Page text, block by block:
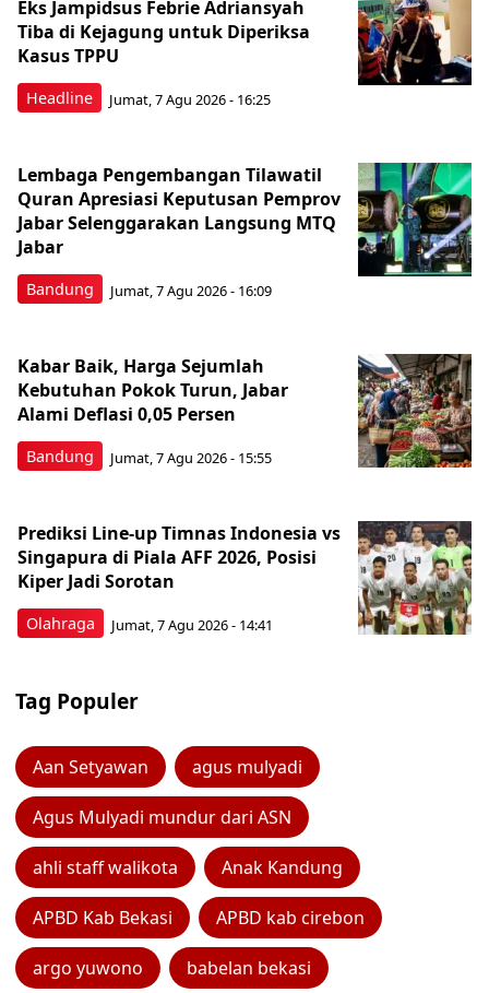
Headline
Eks Jampidsus Febrie Adriansyah
Tiba di Kejagung untuk Diperiksa
Kasus TPPU
Jumat, 7 Agu 2026 - 16:25
Bandung
Lembaga Pengembangan Tilawatil
Quran Apresiasi Keputusan Pemprov
Jabar Selenggarakan Langsung MTQ
Jabar
Jumat, 7 Agu 2026 - 16:09
Bandung
Kabar Baik, Harga Sejumlah
Kebutuhan Pokok Turun, Jabar
Alami Deflasi 0,05 Persen
Jumat, 7 Agu 2026 - 15:55
Olahraga
Prediksi Line-up Timnas Indonesia vs
Singapura di Piala AFF 2026, Posisi
Kiper Jadi Sorotan
Jumat, 7 Agu 2026 - 14:41
Tag Populer
Aan Setyawan agus mulyadi
Agus Mulyadi mundur dari ASN
ahli staff walikota Anak Kandung
APBD Kab Bekasi APBD kab cirebon
argo yuwono babelan bekasi